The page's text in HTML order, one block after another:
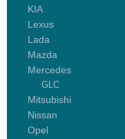
KIA
Lexus
Lada
Mazda
Mercedes
GLC
Mitsubishi
Nissan
Opel